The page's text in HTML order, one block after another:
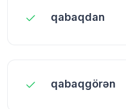
qabaqdan
qabaqgörən